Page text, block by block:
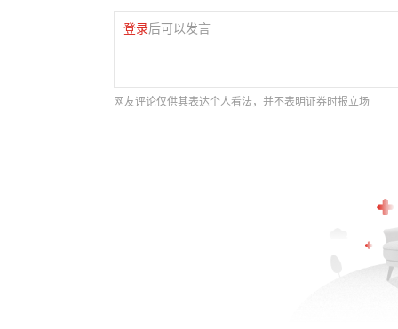
登录后可以发言
网友评论仅供其表达个人看法，并不表明证券时报立场